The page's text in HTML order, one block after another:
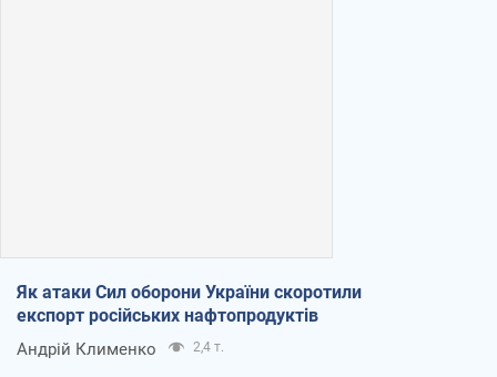
Як атаки Сил оборони України скоротили
експорт російських нафтопродуктів
Андрій Клименко 2,4 т.